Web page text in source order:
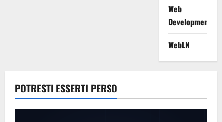
Web
Development
WebLN
POTRESTI ESSERTI PERSO